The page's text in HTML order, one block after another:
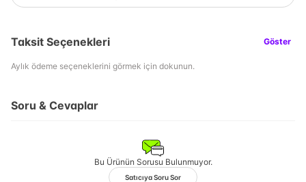
Taksit Seçenekleri Göster
Aylık ödeme seçeneklerini görmek için dokunun.
Soru & Cevaplar
Bu Ürünün Sorusu Bulunmuyor.
Satıcıya Soru Sor